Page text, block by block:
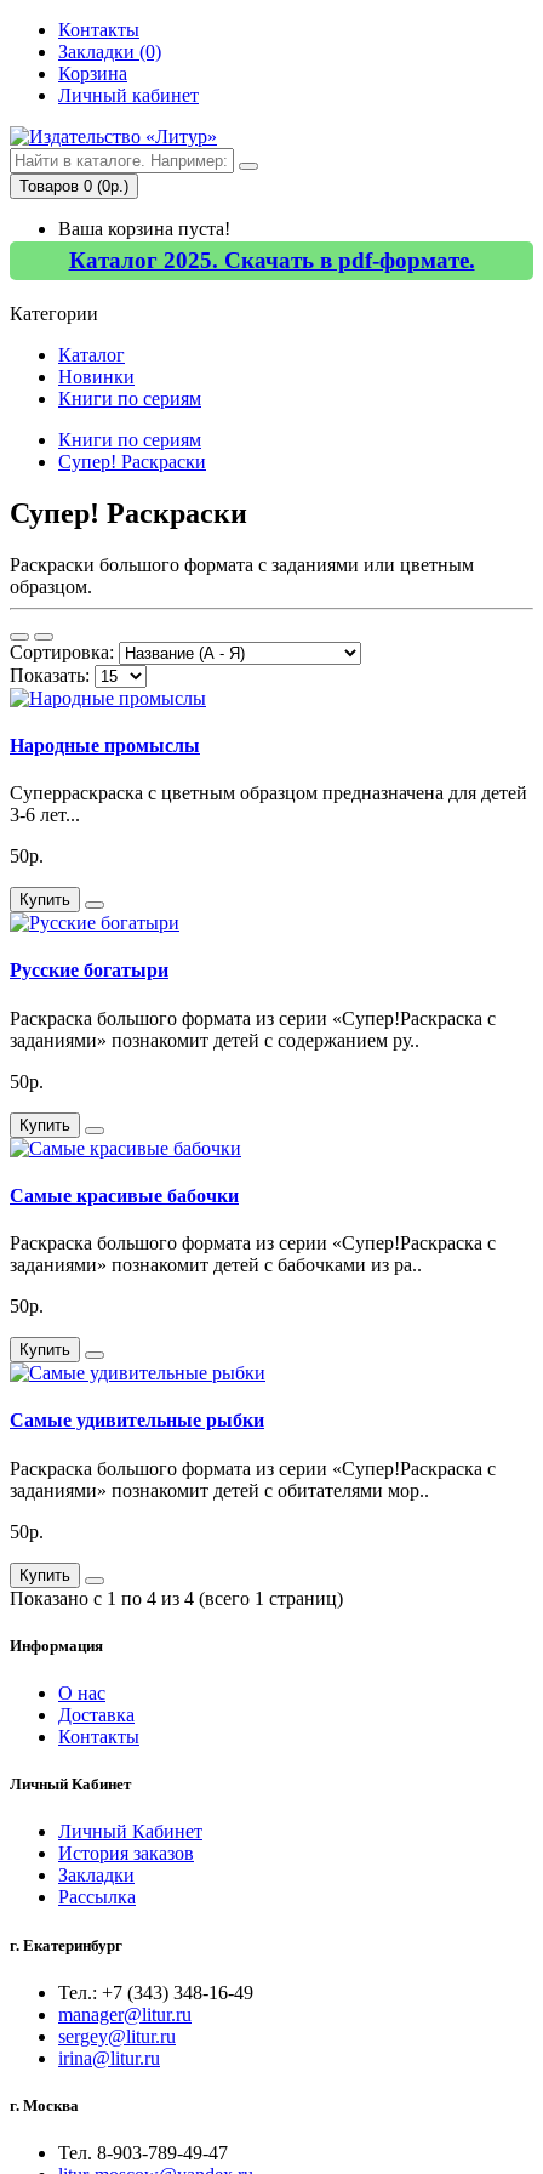
Контакты
Закладки (0)
Корзина
Личный кабинет
Товаров 0 (0р.)
Ваша корзина пуста!
Каталог 2025. Скачать в pdf-формате.
Категории
Каталог
Новинки
Книги по сериям
Книги по сериям
Супер! Раскраски
Супер! Раскраски
Раскраски большого формата с заданиями или цветным
образцом.
Сортировка:
Показать:
Народные промыслы
Суперраскраска с цветным образцом предназначена для детей
3-6 лет...
50р.
Купить
Русские богатыри
Раскраска большого формата из серии «Супер!Раскраска с
заданиями» познакомит детей с содержанием ру..
50р.
Купить
Самые красивые бабочки
Раскраска большого формата из серии «Супер!Раскраска с
заданиями» познакомит детей с бабочками из ра..
50р.
Купить
Самые удивительные рыбки
Раскраска большого формата из серии «Супер!Раскраска с
заданиями» познакомит детей с обитателями мор..
50р.
Купить
Показано с 1 по 4 из 4 (всего 1 страниц)
Информация
О нас
Доставка
Контакты
Личный Кабинет
Личный Кабинет
История заказов
Закладки
Рассылка
г. Екатеринбург
Тел.: +7 (343) 348-16-49
manager@litur.ru
sergey@litur.ru
irina@litur.ru
г. Москва
Тел. 8-903-789-49-47